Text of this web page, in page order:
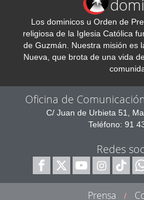
Los dominicos u Orden de
religiosa de la Iglesia Católica
de Guzmán. Nuestra misión es
Nueva, que brota de una vida
Oficina de
C/ Juan de Urbieta 51,
Teléfono: 91
Redes
Prensa /